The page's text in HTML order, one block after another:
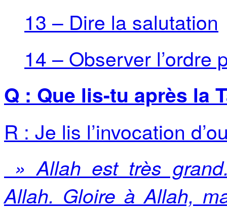
13 – Dire la salutation
14 – Observer l’ordre
Q : Que lis-tu après la
R : Je lis l’invocation
» Allah est très
Allah. Gloire à Allah,